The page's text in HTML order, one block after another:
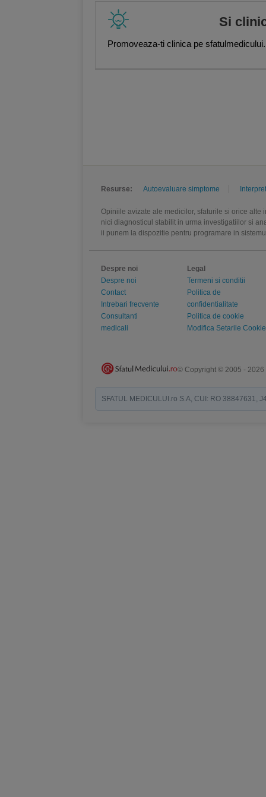
Si
Promoveaza-ti clinica pe
Resurse: Autoevaluare simptome
Opiniile avizate ale medicilor, sfaturile si orice
nici diagnosticul stabilit in urma investigatiilor si
ii punem la dispozitie pentru programare in
Despre noi
Despre noi
Contact
Intrebari frecvente
Consultanti
medicali
Legal
Termeni si conditii
Politica de
confidentialitate
Politica de cookie
Modifica Setarile Cookie
© Copyright © 2005 - 2026
SFATUL MEDICULUI.ro S.A, CUI: RO 38847631,